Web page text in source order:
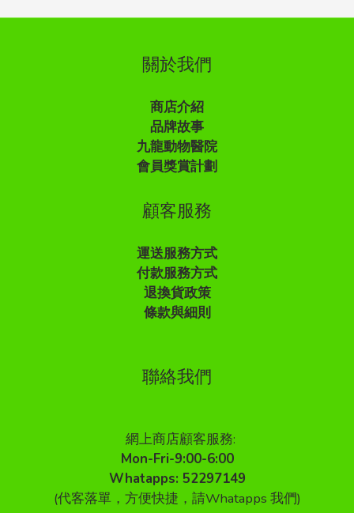
關於我們
商店介紹
品牌故事
九龍動物醫院
會員獎賞計劃
顧客服務
運送服務方式
付款服務方式
退換貨政策
條款與細則
聯絡我們
網上商店顧客服務:
Mon-Fri-9:00-6:00
Whatapps: 52297149
(代客落單，方便快捷，請Whatapps 我們)